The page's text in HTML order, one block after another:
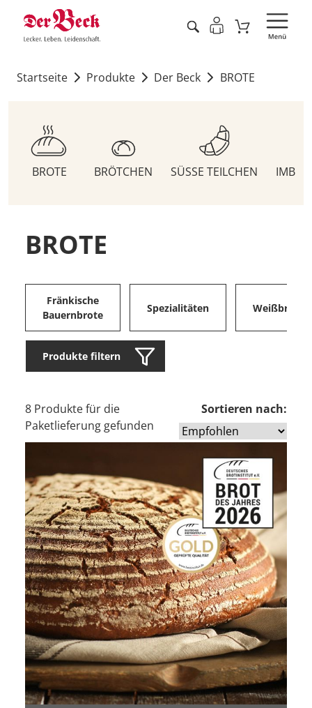
Startseite Produkte Der Beck BROTE
BROTE BRÖTCHEN SÜSSE TEILCHEN
BROTE
Fränkische
Bauernbrote
Spezialitäten Weißbrote
Produkte filtern
8 Produkte für die
Paketlieferung gefunden
Sortieren nach: